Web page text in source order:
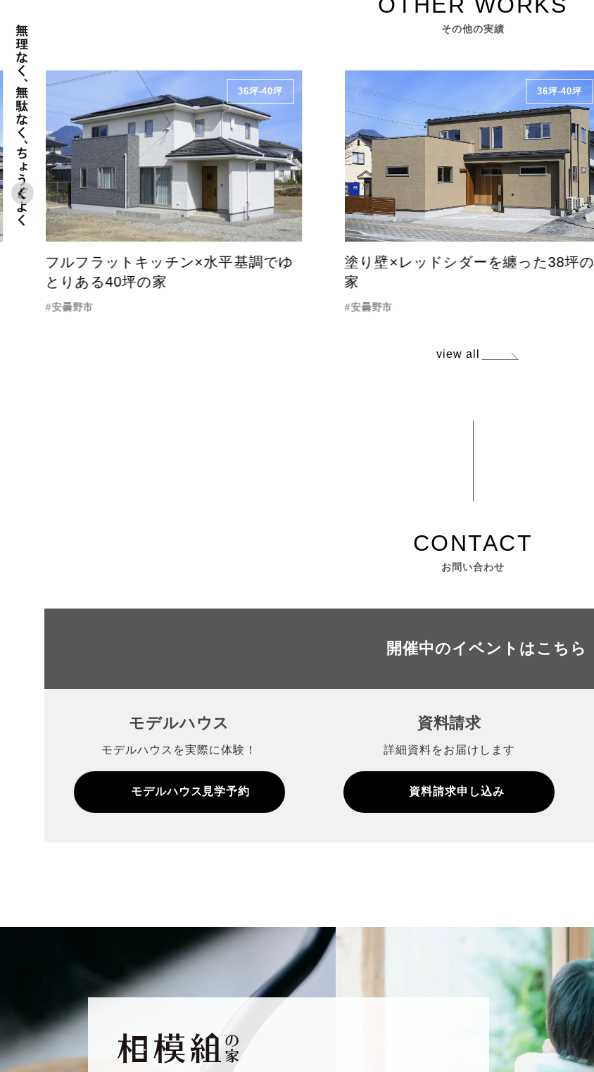
その他の実績
36坪-40坪
フルフラットキッチン×水平基調でゆ
とりある40坪の家
安曇野市
36坪-40坪
塗り壁×レッドシダーを纏った38坪の
家
安曇野市
view all
お問い合わせ
開催中のイベントはこちら
モデルハウス
モデルハウスを実際に体験！
モデルハウス見学予約
資料請求
詳細資料をお届けします
資料請求申し込み